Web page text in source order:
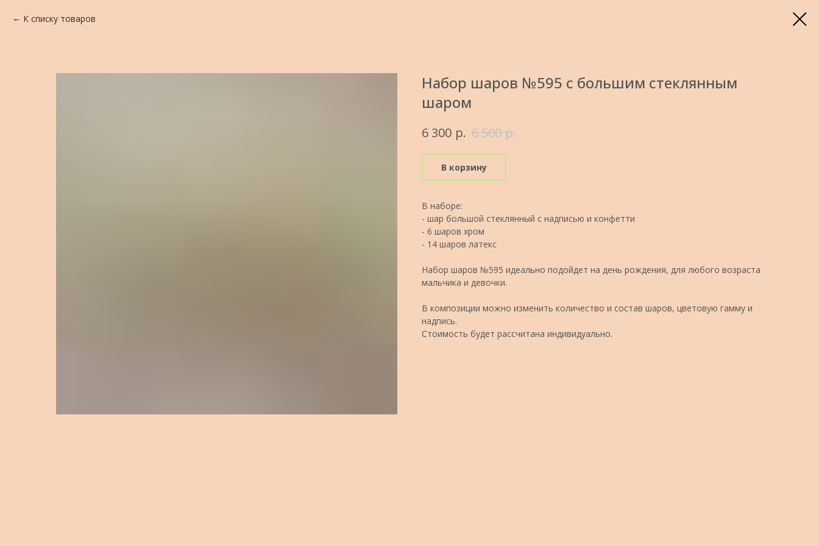
К списку товаров
Набор шаров №595 с большим стеклянным
шаром
6 300 р. 6 500 р.
В корзину
В наборе:
- шар большой стеклянный с надписью и конфетти
- 6 шаров хром
- 14 шаров латекс
Набор шаров №595 идеально подойдет на день рождения, для любого возраста
мальчика и девочки.
В композиции можно изменить количество и состав шаров, цветовую гамму и
надпись.
Стоимость будет рассчитана индивидуально.